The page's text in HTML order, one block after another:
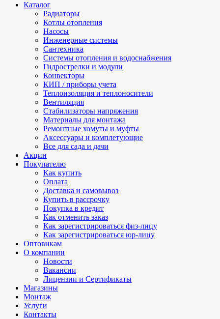
Каталог
Радиаторы
Котлы отопления
Насосы
Инженерные системы
Сантехника
Системы отопления и водоснабжения
Гидрострелки и модули
Конвекторы
КИП / приборы учета
Теплоизоляция и теплоносители
Вентиляция
Стабилизаторы напряжения
Материалы для монтажа
Ремонтные хомуты и муфты
Аксессуары и комплетующие
Все для сада и дачи
Акции
Покупателю
Как купить
Оплата
Доставка и самовывоз
Купить в рассрочку
Покупка в кредит
Как отменить заказ
Как зарегистрироваться физ-лицу
Как зарегистрироваться юр-лицу
Оптовикам
О компании
Новости
Вакансии
Лицензии и Сертификаты
Магазины
Монтаж
Услуги
Контакты